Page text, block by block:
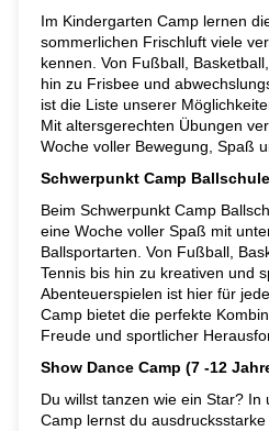
Im Kindergarten Camp lernen
sommerlichen Frischluft viele
kennen. Von Fußball,
hin zu Frisbee und
ist die Liste unserer
Mit altersgerechten Übungen
Woche voller Bewegung, Spaß
Schwerpunkt Camp
Beim Schwerpunkt Camp
eine Woche voller Spaß mit
Ballsportarten. Von Fußball,
Tennis bis hin zu kreativen und
Abenteuerspielen ist hier für
Camp bietet die perfekte
Freude und sportlicher
Show Dance Camp (7 -12
Du willst tanzen wie ein Star? In
Camp lernst du